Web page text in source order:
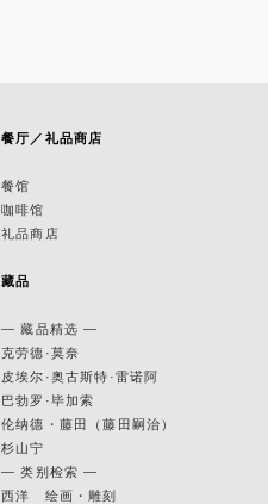
餐厅／礼品商店
餐馆
咖啡馆
礼品商店
藏品
— 藏品精选 —
克劳德·莫奈
皮埃尔·奥古斯特·雷诺阿
巴勃罗·毕加索
伦纳德・藤田（藤田嗣治）
杉山宁
— 类别检索 —
西洋 绘画・雕刻